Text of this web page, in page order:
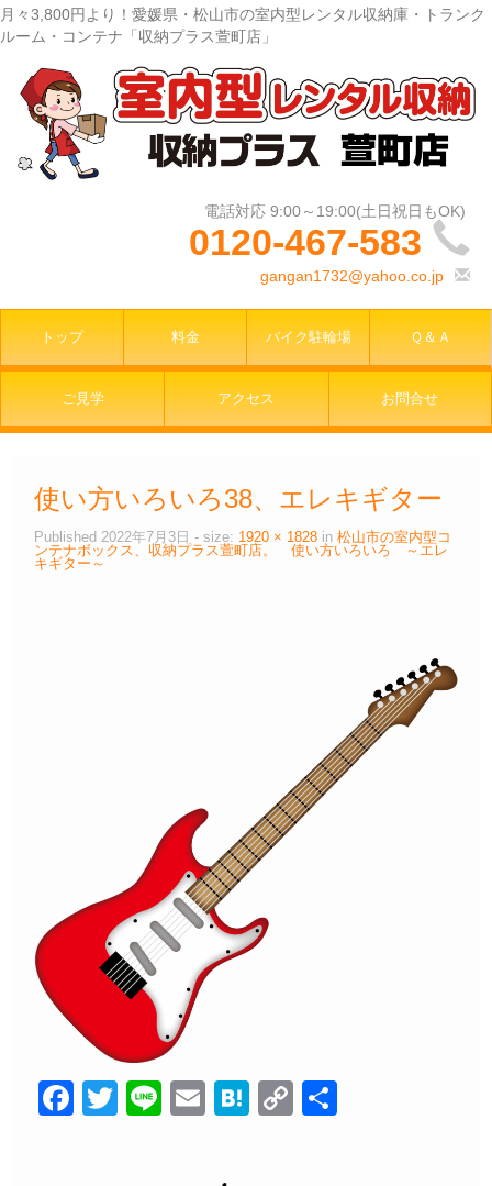
月々3,800円より！愛媛県・松山市の室内型レンタル収納庫・トランク
ルーム・コンテナ「収納プラス萱町店」
0120-467-583
gangan1732@yahoo.co.jp
トップ 料金 バイク駐輪場 Ｑ＆Ａ
ご見学 アクセス お問合せ
使い方いろいろ38、エレキギター
Published 2022年7月3日 - size: 1920 × 1828 in 松山市の室内型コ
ンテナボックス、収納プラス萱町店。 使い方いろいろ ～エレ
キギター～
F
T
Li
E
H
C